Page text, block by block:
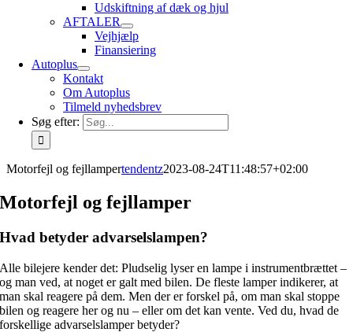
Udskiftning af dæk og hjul
AFTALER
Vejhjælp
Finansiering
Autoplus
Kontakt
Om Autoplus
Tilmeld nyhedsbrev
Søg efter:
Motorfejl og fejllampertendentz2023-08-24T11:48:57+02:00
Motorfejl og fejllamper
Hvad betyder advarselslampen?
Alle bilejere kender det: Pludselig lyser en lampe i instrumentbrættet –
og man ved, at noget er galt med bilen. De fleste lamper indikerer, at
man skal reagere på dem. Men der er forskel på, om man skal stoppe
bilen og reagere her og nu – eller om det kan vente. Ved du, hvad de
forskellige advarselslamper betyder?